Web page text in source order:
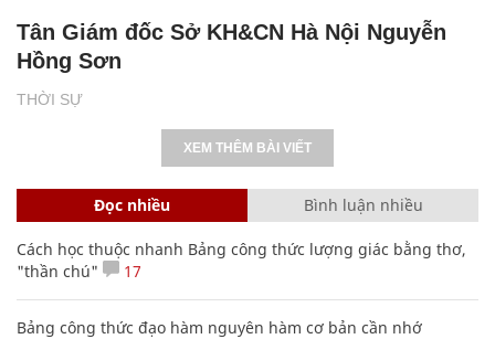
THỜI SỰ
Tân Giám đốc Sở KH&CN Hà Nội Nguyễn
Hồng Sơn
XEM THÊM BÀI VIẾT
Đọc nhiều Bình luận nhiều
Cách học thuộc nhanh Bảng công thức lượng giác bằng thơ,
"thần chú"
17
Bảng công thức đạo hàm nguyên hàm cơ bản cần nhớ